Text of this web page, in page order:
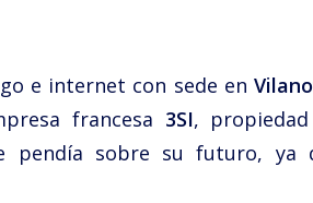
e internet con sede en
francesa 3SI,
pendía sobre su futuro, ya